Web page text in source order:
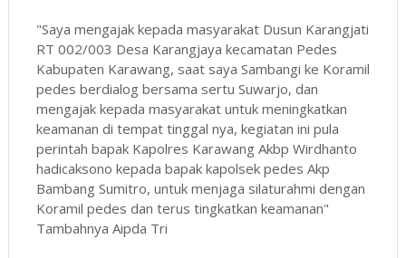
"Saya mengajak kepada masyarakat Dusun Karangjati
RT 002/003 Desa Karangjaya kecamatan Pedes
Kabupaten Karawang, saat saya Sambangi ke Koramil
pedes berdialog bersama sertu Suwarjo, dan
mengajak kepada masyarakat untuk meningkatkan
keamanan di tempat tinggal nya, kegiatan ini pula
perintah bapak Kapolres Karawang Akbp Wirdhanto
hadicaksono kepada bapak kapolsek pedes Akp
Bambang Sumitro, untuk menjaga silaturahmi dengan
Koramil pedes dan terus tingkatkan keamanan"
Tambahnya Aipda Tri